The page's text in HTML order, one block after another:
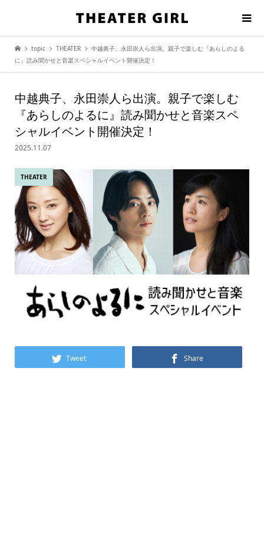
topic THEATER
中越典子、永田崇人ら出演。親子で楽しむ『あらしのよる
に』読み聞かせと音楽スペシャルイベント開催決定！
中越典子、永田崇人ら出演。親子で楽しむ
『あらしのよるに』読み聞かせと音楽スペ
シャルイベント開催決定！
2025.11.07
THEATER
Tweet Share